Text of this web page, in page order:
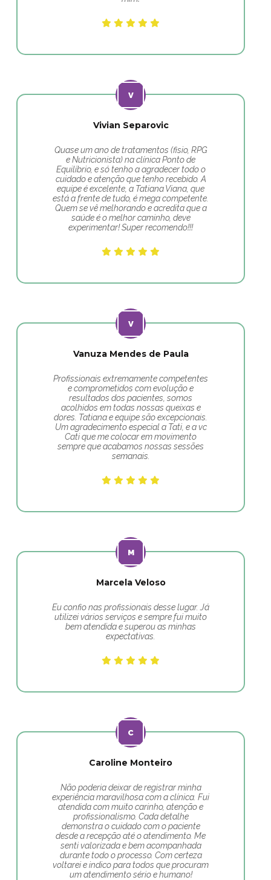
Vivian Separovic
Quase um ano de tratamentos (fisio, RPG
e Nutricionista) na clínica Ponto de
Equilíbrio, e só tenho a agradecer todo o
cuidado e atenção que tenho recebido. A
equipe é excelente, a Tatiana Viana, que
está a frente de tudo, é mega competente.
Quem se vê melhorando e acredita que a
saúde é o melhor caminho, deve
experimentar! Super recomendo!!!
Vanuza Mendes de Paula
Profissionais extremamente competentes
e comprometidos com evolução e
resultados dos pacientes, somos
acolhidos em todas nossas queixas e
dores. Tatiana e equipe são excepcionais.
Um agradecimento especial a Tati, e a vc
Cati que me colocar em movimento
sempre que acabamos nossas sessões
semanais.
Marcela Veloso
Eu confio nas profissionais desse lugar. Já
utilizei vários serviços e sempre fui muito
bem atendida e superou as minhas
expectativas.
Caroline Monteiro
Não poderia deixar de registrar minha
experiência maravilhosa com a clínica. Fui
atendida com muito carinho, atenção e
profissionalismo. Cada detalhe
demonstra o cuidado com o paciente
desde a recepção até o atendimento. Me
senti valorizada e bem acompanhada
durante todo o processo. Com certeza
voltarei e indico para todos que procuram
um atendimento sério e humano!